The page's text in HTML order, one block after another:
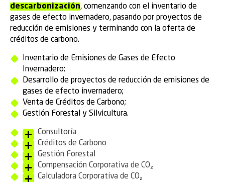
descarbonización, comenzando con el inventario de
gases de efecto invernadero, pasando por proyectos de
reducción de emisiones y terminando con la oferta de
créditos de carbono.
Inventario de Emisiones de Gases de Efecto
Invernadero;
Desarrollo de proyectos de reducción de emisiones de
gases de efecto invernadero;
Venta de Créditos de Carbono;
Gestión Forestal y Silvicultura.
Consultoría
Créditos de Carbono
Gestión Forestal
Compensación Corporativa de CO₂
Calculadora Corporativa de CO₂